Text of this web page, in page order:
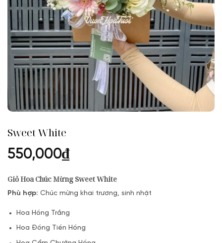
Sweet White
550,000₫
Giỏ Hoa Chúc Mừng Sweet White
Phù hợp: Chúc mừng khai trương, sinh nhật
Hoa Hồng Trắng
Hoa Đồng Tiền Hồng